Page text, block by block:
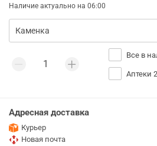
Наличие актуально на 06:00
Все в
Аптеки
Адресная доставка
Курьер
Новая почта